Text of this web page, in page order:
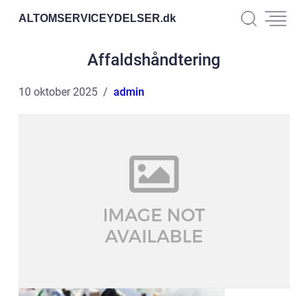
ALTOMSERVICEYDELSER.dk
Affaldshåndtering
10 oktober 2025 admin